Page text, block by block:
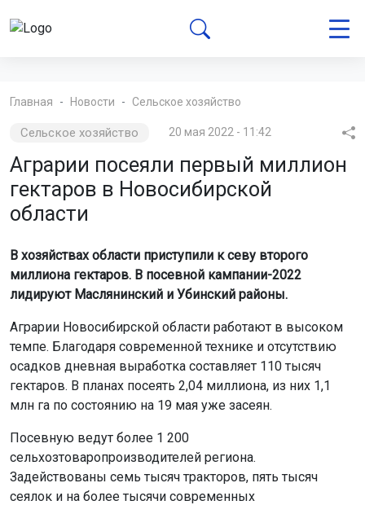
Главная Новости Сельское хозяйство
Сельское хозяйство 20 мая 2022 - 11:42
Аграрии посеяли первый миллион
гектаров в Новосибирской
области
В хозяйствах области приступили к севу второго
миллиона гектаров. В посевной кампании-2022
лидируют Маслянинский и Убинский районы.
Аграрии Новосибирской области работают в высоком
темпе. Благодаря современной технике и отсутствию
осадков дневная выработка составляет 110 тысяч
гектаров. В планах посеять 2,04 миллиона, из них 1,1
млн га по состоянию на 19 мая уже засеян.
Посевную ведут более 1 200
сельхозтоваропроизводителей региона.
Задействованы семь тысяч тракторов, пять тысяч
сеялок и на более тысячи современных